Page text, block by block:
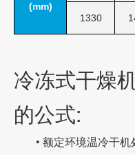
(mm)
1330
冷冻式干燥
的公式:
• 额定环境温冷干机